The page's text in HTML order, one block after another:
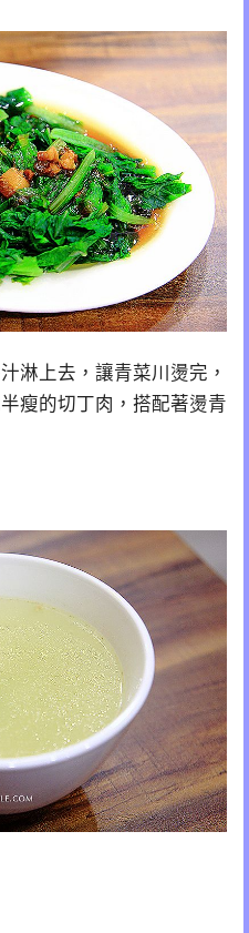
淋上去，讓青菜川燙完，
瘦的切丁肉，搭配著燙青